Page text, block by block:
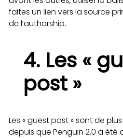
faites un lien vers la source
de l’authorship.
4. Les «
post »
Les « guest post » sont de
depuis que Penguin 2.0 a été